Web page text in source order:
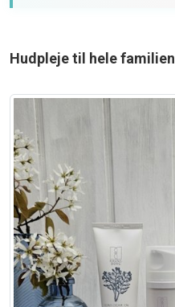
Hudpleje til hele familien